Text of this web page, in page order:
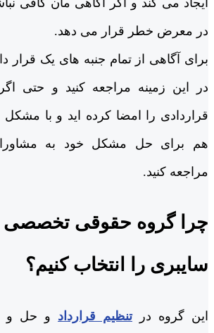
در معرض خطر قرار می دهد.
برای آگاهی از تمام جنبه های یک قرار
در این زمینه مراجعه کنید و حتی
قراردادی را امضا کرده اید و با مشکل
هم برای حل مشکل خود به
مراجعه کنید.
چرا گروه حقوقی تخصصی
سایبری را انتخاب کنیم؟
این گروه درتنظیم قرارداد و حل و